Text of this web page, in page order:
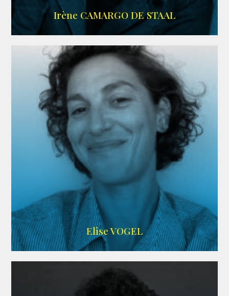
ALLOCINE
Irène CAMARGO DE STAAL
AGENCE IF ONLY
Elise VOGEL